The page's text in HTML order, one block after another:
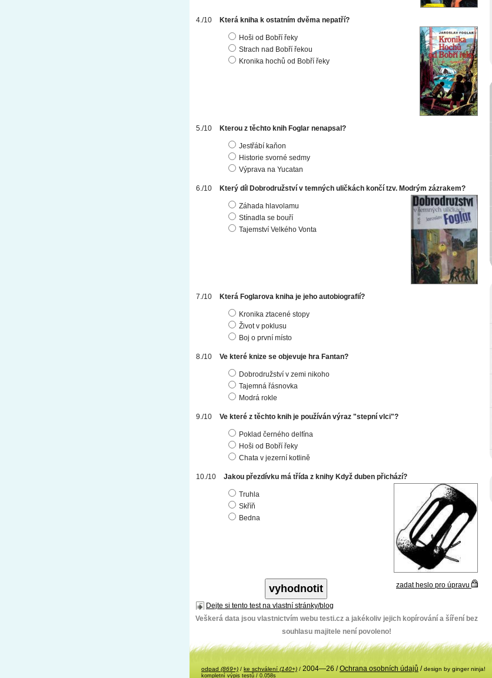
Která kniha k ostatním dvěma nepatří?
Hoši od Bobří řeky
Strach nad Bobří řekou
Kronika hochů od Bobří řeky
Kterou z těchto knih Foglar nenapsal?
Jestřábí kaňon
Historie svorné sedmy
Výprava na Yucatan
Který díl Dobrodružství v temných uličkách končí tzv. Modrým zázrakem?
Záhada hlavolamu
Stínadla se bouří
Tajemství Velkého Vonta
Která Foglarova kniha je jeho autobiografií?
Kronika ztacené stopy
Život v poklusu
Boj o první místo
Ve které knize se objevuje hra Fantan?
Dobrodružství v zemi nikoho
Tajemná řásnovka
Modrá rokle
Ve které z těchto knih je používán výraz "stepní vlci"?
Poklad černého delfína
Hoši od Bobří řeky
Chata v jezerní kotlině
Jakou přezdívku má třída z knihy Když duben přichází?
Truhla
Skříň
Bedna
zadat heslo pro úpravu
Dejte si tento test na vlastní stránky/blog
Veškerá data jsou vlastnictvím webu testi.cz a jakékoliv jejich kopírování a šíření bez
souhlasu majitele není povoleno!
odpad (869+) / ke schválení (140+) / 2004—26 /Ochrana osobních údajů /design by ginger ninja!
kompletní výpis testů / 0.058s